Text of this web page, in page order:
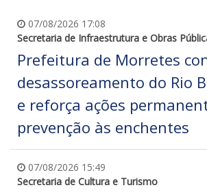
07/08/2026 17:08
Secretaria de Infraestrutura e Obras
Prefeitura de Morretes
desassoreamento do Rio
e reforça ações
prevenção às enchentes
07/08/2026 15:49
Secretaria de Cultura e Turismo